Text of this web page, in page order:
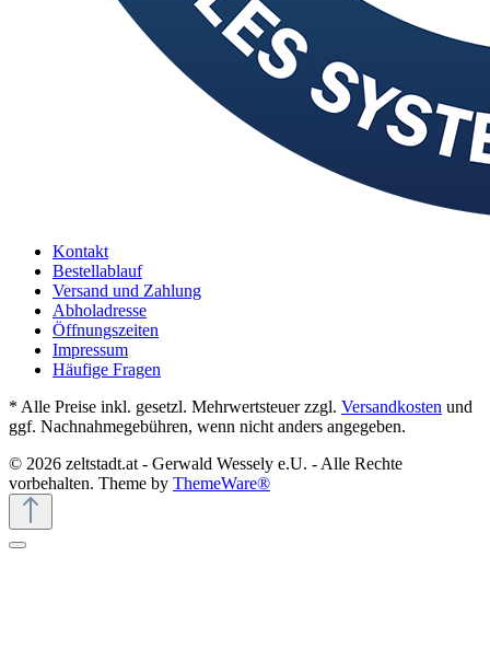
Kontakt
Bestellablauf
Versand und Zahlung
Abholadresse
Öffnungszeiten
Impressum
Häufige Fragen
* Alle Preise inkl. gesetzl. Mehrwertsteuer zzgl. Versandkosten und
ggf. Nachnahmegebühren, wenn nicht anders angegeben.
© 2026 zeltstadt.at - Gerwald Wessely e.U. - Alle Rechte
vorbehalten. Theme by ThemeWare®